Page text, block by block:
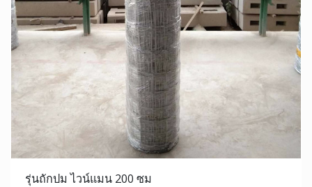
รุ่นถักปม ไวน์แมน 200 ซม